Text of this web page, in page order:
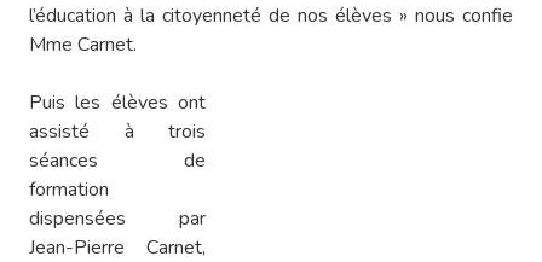
l’éducation à la citoyenneté de nos élèves » nous confie
Mme Carnet.
Puis les élèves ont
assisté à trois
séances de
formation
dispensées par
Jean-Pierre Carnet,